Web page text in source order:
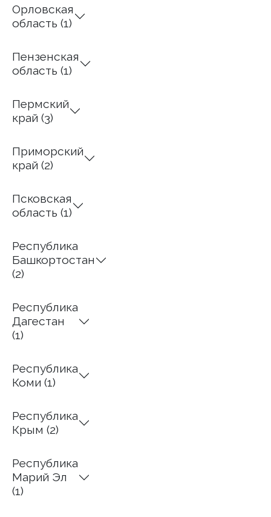
Орловская
область (1)
Пензенская
область (1)
Пермский
край (3)
Приморский
край (2)
Псковская
область (1)
Республика
Башкортостан
(2)
Республика
Дагестан
(1)
Республика
Коми (1)
Республика
Крым (2)
Республика
Марий Эл
(1)